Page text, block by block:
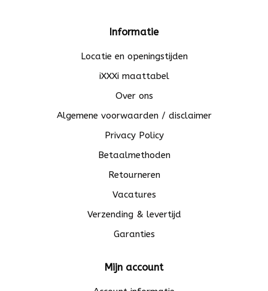
Informatie
Locatie en openingstijden
iXXXi maattabel
Over ons
Algemene voorwaarden / disclaimer
Privacy Policy
Betaalmethoden
Retourneren
Vacatures
Verzending & levertijd
Garanties
Mijn account